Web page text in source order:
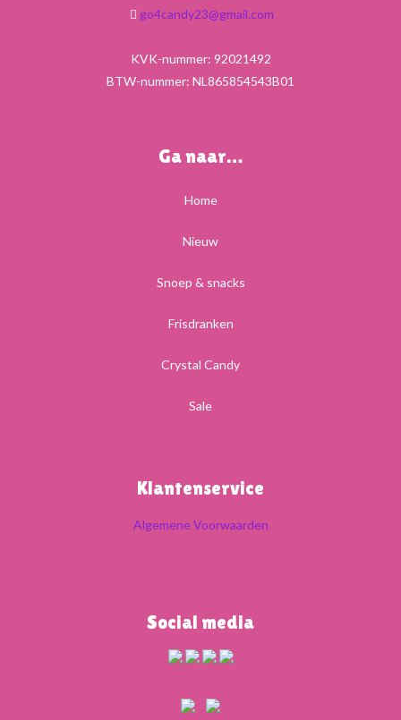
go4candy23@gmail.com
KVK-nummer: 92021492
BTW-nummer: NL865854543B01
Ga naar…
Home
Nieuw
Snoep & snacks
Frisdranken
Crystal Candy
Sale
Klantenservice
Algemene Voorwaarden
Social media